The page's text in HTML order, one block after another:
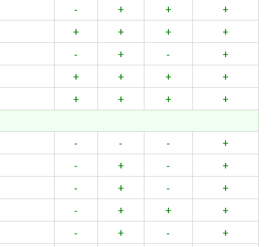
- + + +
+ + + +
- + - +
+ + + +
+ + + +
- - - +
- + - +
- + - +
- + + +
- + - +